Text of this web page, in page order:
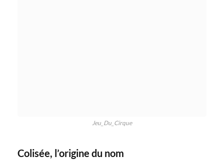
Jeu_Du_Cirque
Colisée, l’origine du nom